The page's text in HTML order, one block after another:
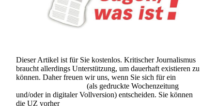
Dieser Artikel ist für Sie kostenlos. Kritischer Journalismus
braucht allerdings Unterstützung, um dauerhaft existieren zu
können. Daher freuen wir uns, wenn Sie sich für ein
(als gedruckte Wochenzeitung
und/oder in digitaler Vollversion) entscheiden. Sie können
die UZ vorher